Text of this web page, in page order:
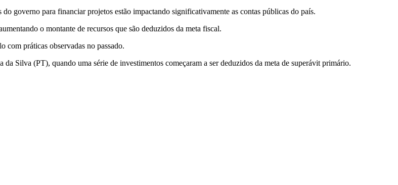
governo para financiar projetos estão impactando significativamente as contas públicas do país.
o montante de recursos que são deduzidos da meta fiscal.
com práticas observadas no passado.
Silva (PT), quando uma série de investimentos começaram a ser deduzidos da meta de superávit primário.